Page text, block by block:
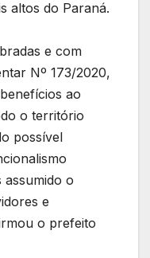
altos do Paraná.
e com
Nº 173/2020,
ao
o território
possível
o
e
o prefeito